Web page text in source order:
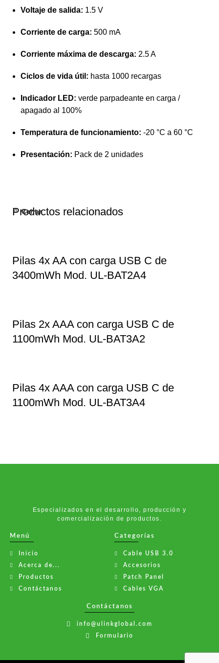
Voltaje de salida: 1.5 V
Corriente de carga: 500 mA
Corriente máxima de descarga: 2.5 A
Ciclos de vida útil: hasta 1000 recargas
Indicador LED: verde parpadeante en carga /
apagado al 100%
Temperatura de funcionamiento: -20 °C a 60 °C
Presentación: Pack de 2 unidades
Productos relacionados
Cerrar
Pilas 4x AA con carga USB C de
3400mWh Mod. UL-BAT2A4
Cerrar
Pilas 2x AAA con carga USB C de
1100mWh Mod. UL-BAT3A2
Cerrar
Pilas 4x AAA con carga USB C de
1100mWh Mod. UL-BAT3A4
Especializados en el desarrollo, producción y
comercialización de productos.
Menú
Inicio
Acerca de...
Productos
Contáctanos
Categorías
Cable USB 3.0
Accesorios
Patch Panel
Cables VGA
Contáctanos
info@ulinkglobal.com
Formulario